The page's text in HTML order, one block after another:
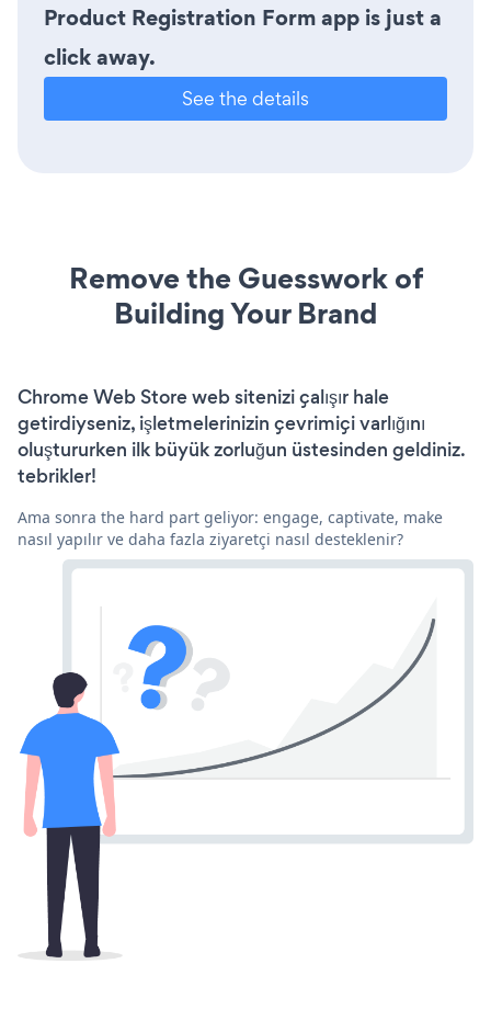
Product Registration Form app is just a
click away.
See the details
Remove the Guesswork of
Building Your Brand
Chrome Web Store web sitenizi çalışır hale
getirdiyseniz, işletmelerinizin çevrimiçi varlığını
oluştururken ilk büyük zorluğun üstesinden geldiniz.
tebrikler!
Ama sonra the hard part geliyor: engage, captivate, make
nasıl yapılır ve daha fazla ziyaretçi nasıl desteklenir?